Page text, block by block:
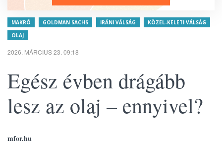
MAKRÓ GOLDMAN SACHS IRÁNI VÁLSÁG
KÖZEL-KELETI VÁLSÁG
OLAJ
2026. MÁRCIUS 23. 09:18
Egész évben drágább
lesz az olaj – ennyivel?
mfor.hu